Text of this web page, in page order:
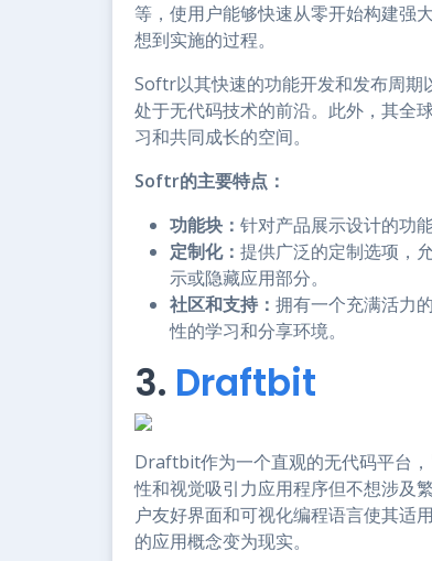
等，使用户能够快速从零开始构建强
想到实施的过程。
Softr以其快速的功能开发和发布周
处于无代码技术的前沿。此外，其全
习和共同成长的空间。
Softr的主要特点：
功能块： 针对产品展示设计的功
定制化： 提供广泛的定制选项，
示或隐藏应用部分。
社区和支持： 拥有一个充满活力
性的学习和分享环境。
3. Draftbit
Draftbit作为一个直观的无代码平台
性和视觉吸引力应用程序但不想涉及
户友好界面和可视化编程语言使其适
的应用概念变为现实。